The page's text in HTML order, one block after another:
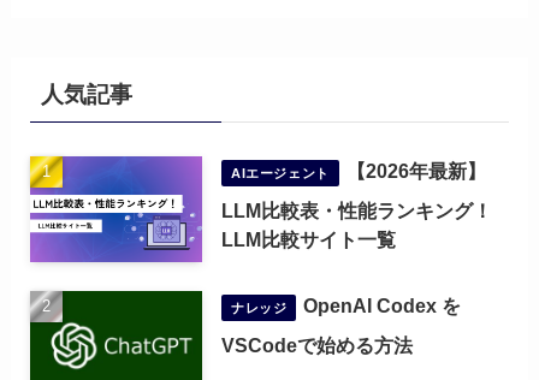
人気記事
AIエージェント
【2026年最新】
LLM比較表・性能ランキング！
LLM比較サイト一覧
ナレッジ
OpenAI Codex を
VSCodeで始める方法